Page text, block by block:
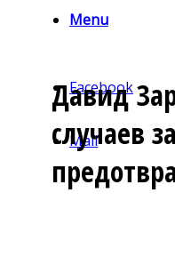
Menu
Facebook
Mail
Давид
случаев